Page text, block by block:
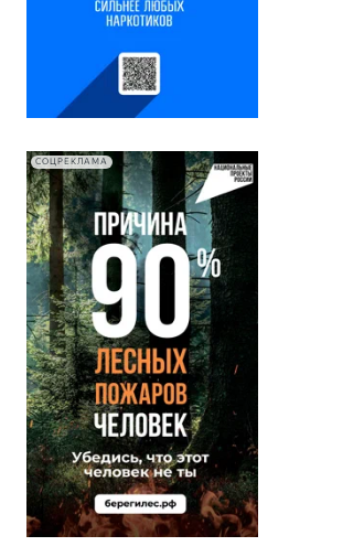
СОЦРЕКЛАМА